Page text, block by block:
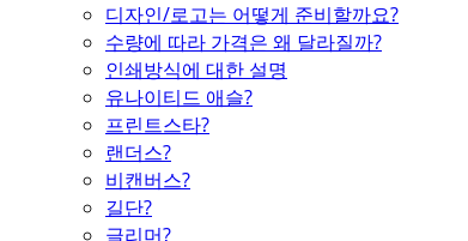
디자인/로고는 어떻게 준비할까요?
수량에 따라 가격은 왜 달라질까?
인쇄방식에 대한 설명
유나이티드 애슬?
프린트스타?
랜더스?
비캔버스?
길단?
글리머?